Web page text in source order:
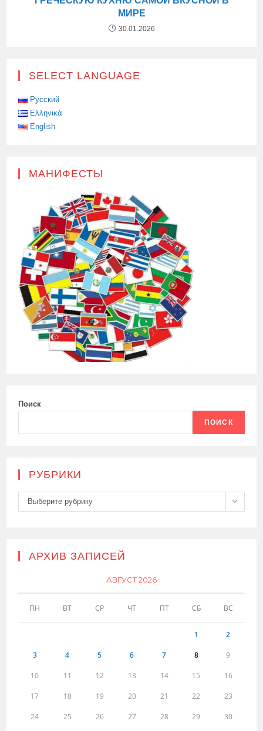
МИРЕ
30.01.2026
SELECT LANGUAGE
Русский
Ελληνικά
English
МАНИФЕСТЫ
Поиск
ПОИСК
РУБРИКИ
Рубрики
Выберите рубрику
АРХИВ ЗАПИСЕЙ
АВГУСТ 2026
ПН ВТ СР ЧТ ПТ СБ ВС
1 2
3 4 5 6 7 8 9
10 11 12 13 14 15 16
17 18 19 20 21 22 23
24 25 26 27 28 29 30